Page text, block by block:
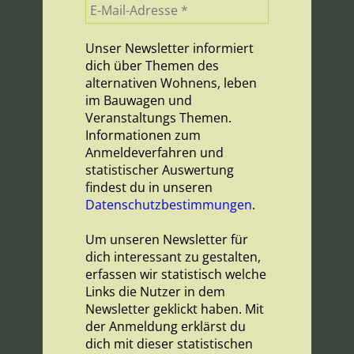
Unser Newsletter informiert
dich über Themen des
alternativen Wohnens, leben
im Bauwagen und
Veranstaltungs Themen.
Informationen zum
Anmeldeverfahren und
statistischer Auswertung
findest du in unseren
Datenschutzbestimmungen.
Um unseren Newsletter für
dich interessant zu gestalten,
erfassen wir statistisch welche
Links die Nutzer in dem
Newsletter geklickt haben. Mit
der Anmeldung erklärst du
dich mit dieser statistischen